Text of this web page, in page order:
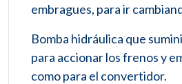
embragues, para ir
Bomba hidráulica que
para accionar los frenos y
como para el convertidor.